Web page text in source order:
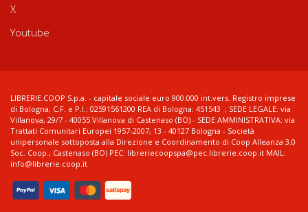
X
Youtube
LIBRERIE.COOP S.p.a. - capitale sociale euro 900.000 int.vers. Registro imprese
di Bologna, C.F. e P.I.: 02591561200 REA di Bologna: 451543 ; SEDE LEGALE: via
Villanova, 29/7 - 40055 Villanova di Castenaso (BO) - SEDE AMMINISTRATIVA: via
Trattati Comunitari Europei 1957-2007, 13 - 40127 Bologna - Società
unipersonale sottoposta alla Direzione e Coordinamento di Coop Alleanza 3.0
Soc. Coop., Castenaso (BO) PEC: libreriecoopspa@pec.librerie.coop.it MAIL:
info@librerie.coop.it